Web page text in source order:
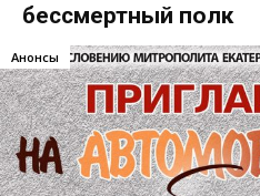
бессмертный полк
Анонсы